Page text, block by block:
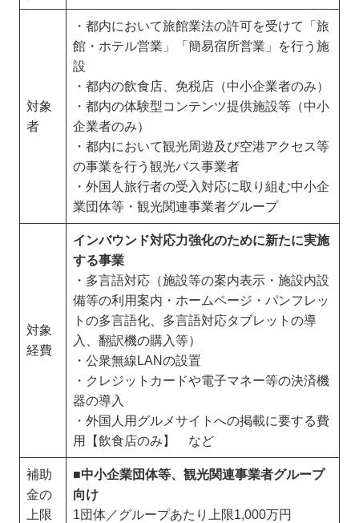
対象
者
・都内において旅館業法の許可を受けて「旅
館・ホテル営業」「簡易宿所営業」を行う施
設
・都内の飲食店、免税店（中小企業者のみ）
・都内の体験型コンテンツ提供施設等（中小
企業者のみ）
・都内において観光周遊及び空港アクセス等
の事業を行う観光バス事業者
・外国人旅行者の受入対応に取り組む中小企
業団体等・観光関連事業者グループ
対象
経費
インバウンド対応力強化のために新たに実施
する事業
・多言語対応（施設等の案内表示・施設内設
備等の利用案内・ホームページ・パンフレッ
トの多言語化、多言語対応タブレットの導
入、翻訳機の購入等）
・公衆無線LANの設置
・クレジットカードや電子マネー等の決済機
器の導入
・外国人用グルメサイトへの掲載に要する費
用【飲食店のみ】 など
補助
金の
上限
■中小企業団体等、観光関連事業者グループ
向け
1団体／グループあたり上限1,000万円